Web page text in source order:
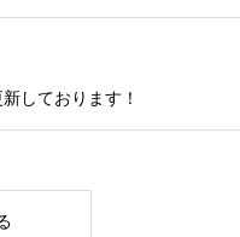
しております！